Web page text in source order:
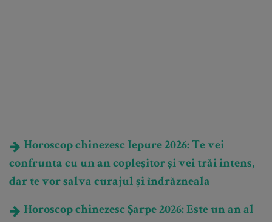
Horoscop chinezesc Iepure 2026: Te vei
confrunta cu un an copleșitor și vei trăi intens,
dar te vor salva curajul și îndrăzneala
Horoscop chinezesc Șarpe 2026: Este un an al